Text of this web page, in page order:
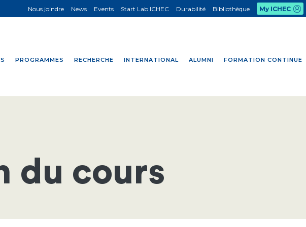
PROGRAMMES RECHERCHE INTERNATIONAL ALUMNI FORMATION CONTINUE
Nous joindre News Events Start Lab ICHEC Durabilité Bibliothèque My ICHEC
du cours